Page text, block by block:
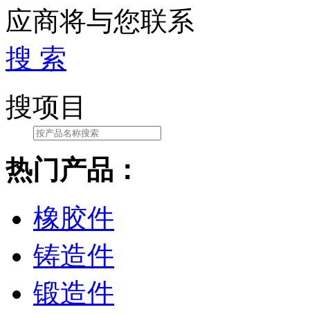
应商将与您联系
搜 索
搜项目
热门产品：
橡胶件
铸造件
锻造件